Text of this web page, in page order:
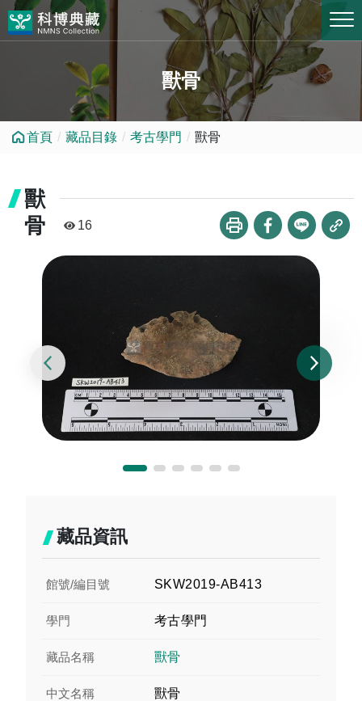
跳到中央內容區塊
獸骨
首頁 藏品目錄 考古學門 獸骨
獸
骨
16
藏品資訊
館號/編目號 SKW2019-AB413
學門 考古學門
藏品名稱 獸骨
中文名稱 獸骨